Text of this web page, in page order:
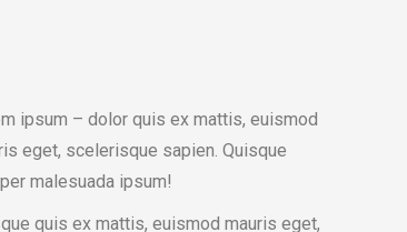
ipsum – dolor quis ex mattis, euismod
eget, scelerisque sapien. Quisque
malesuada ipsum!
quis ex mattis, euismod mauris eget,